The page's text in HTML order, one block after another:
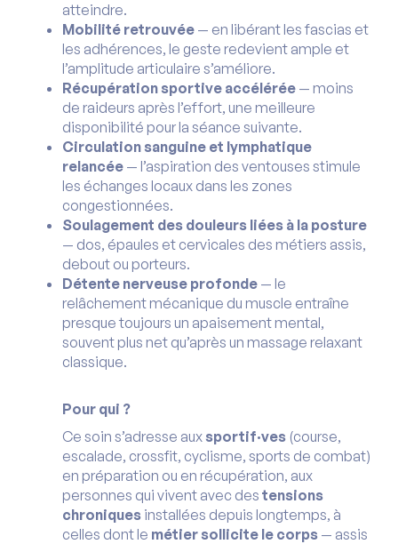
atteindre.
Mobilité retrouvée — en libérant les fascias et
les adhérences, le geste redevient ample et
l’amplitude articulaire s’améliore.
Récupération sportive accélérée — moins
de raideurs après l’effort, une meilleure
disponibilité pour la séance suivante.
Circulation sanguine et lymphatique
relancée — l’aspiration des ventouses stimule
les échanges locaux dans les zones
congestionnées.
Soulagement des douleurs liées à la posture
— dos, épaules et cervicales des métiers assis,
debout ou porteurs.
Détente nerveuse profonde — le
relâchement mécanique du muscle entraîne
presque toujours un apaisement mental,
souvent plus net qu’après un massage relaxant
classique.
Pour qui ?
Ce soin s’adresse aux sportif·ves (course,
escalade, crossfit, cyclisme, sports de combat)
en préparation ou en récupération, aux
personnes qui vivent avec des tensions
chroniques installées depuis longtemps, à
celles dont le métier sollicite le corps — assis